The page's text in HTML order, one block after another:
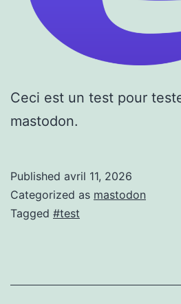
Ceci est un test pour
mastodon.
Published avril 11, 2026
Categorized as mastodon
Tagged #test